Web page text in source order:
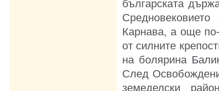
българската
Карнава, а още
от силните
на болярина
След
земеделски